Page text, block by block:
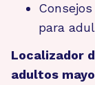
para
Localizador
adultos